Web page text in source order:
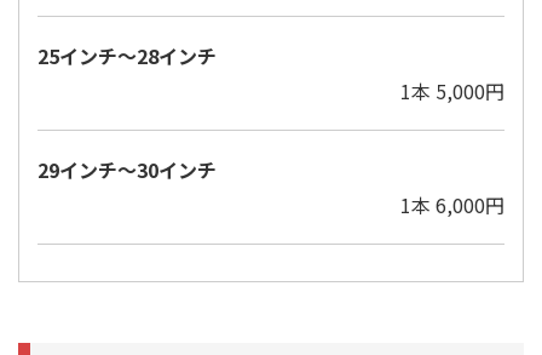
25インチ～28インチ
1本 5,000円
29インチ～30インチ
1本 6,000円